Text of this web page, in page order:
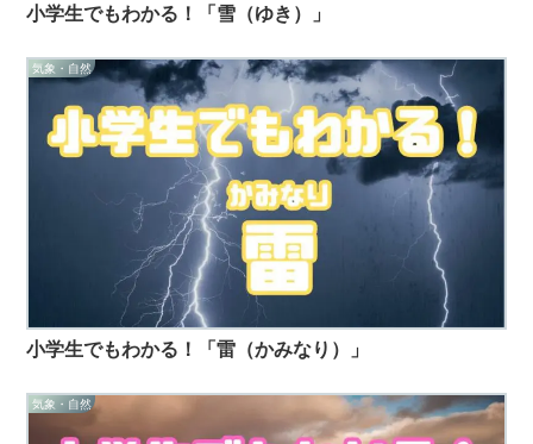
小学生でもわかる！「雪（ゆき）」
気象・自然
小学生でもわかる！「雷（かみなり）」
気象・自然